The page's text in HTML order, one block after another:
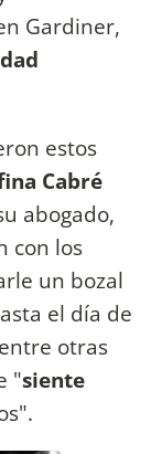
Gardiner,
estos
Cabré
abogado,
con los
un bozal
el día de
otras
"siente